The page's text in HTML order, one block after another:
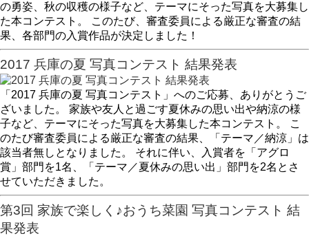
の勇姿、秋の収穫の様子など、テーマにそった写真を大募集し
た本コンテスト。 このたび、審査委員による厳正な審査の結
果、各部門の入賞作品が決定しました！
2017 兵庫の夏 写真コンテスト 結果発表
「2017 兵庫の夏 写真コンテスト」へのご応募、ありがとうご
ざいました。 家族や友人と過ごす夏休みの思い出や納涼の様
子など、テーマにそった写真を大募集した本コンテスト。 こ
のたび審査委員による厳正な審査の結果、「テーマ／納涼」は
該当者無しとなりました。 それに伴い、入賞者を「アグロ
賞」部門を1名、「テーマ／夏休みの思い出」部門を2名とさ
せていただきました。
第3回 家族で楽しく♪おうち菜園 写真コンテスト 結
果発表